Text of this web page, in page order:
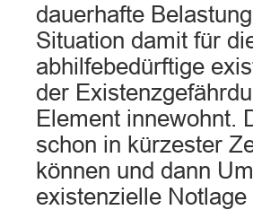
dauerhafte
Situation damit für
abhilfebedürftige
der
Element innewohnt.
schon in kürzester
können und dann
existenzielle